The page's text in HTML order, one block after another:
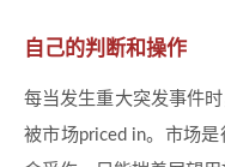
自己的判断和操作
每当发生重大突发事件
被市场priced in。市场